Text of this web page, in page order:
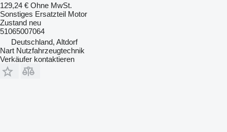
129,24 € Ohne MwSt.
Sonstiges Ersatzteil Motor
Zustand neu
51065007064
Deutschland, Altdorf
Nart Nutzfahrzeugtechnik
Verkäufer kontaktieren